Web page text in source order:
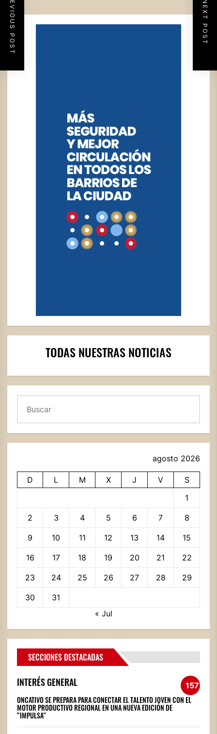
PREVIOUS POST NEXT POST
TODAS NUESTRAS NOTICIAS
agosto 2026
D L M X J V
S
1
2 3 4 5 6 7 8
9 10 11 12 13 14 15
16 17 18 19 20 21 22
23 24 25 26 27 28 29
30
31
« Jul
SECCIONES DESTACADAS
INTERÉS GENERAL 1571
ONCATIVO SE PREPARA PARA CONECTAR EL TALENTO JOVEN CON EL
MOTOR PRODUCTIVO REGIONAL EN UNA NUEVA EDICIÓN DE
“IMPULSA”